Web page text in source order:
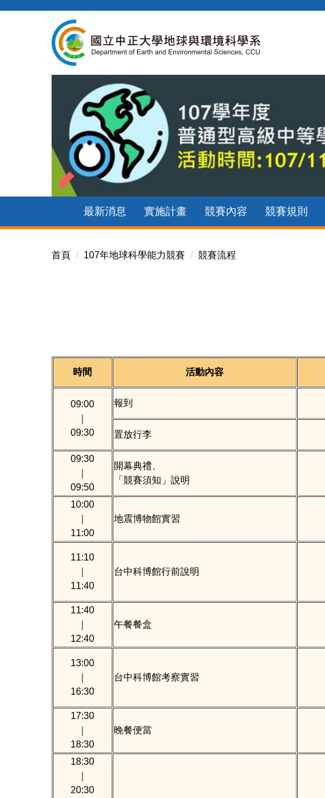
最新消息 實施計畫 競賽內容 競賽規則
首頁 107年地球科學能力競賽 競賽流程
時間 活動內容
09:00
09:30
報到
置放行李
09:30
09:50
開幕典禮、
「競賽須知」說明
10:00
11:00
地震博物館實習
11:10
11:40
台中科博館行前說明
11:40
12:40
午餐餐盒
13:00
16:30
台中科博館考察實習
17:30
18:30
晚餐便當
18:30
20:30